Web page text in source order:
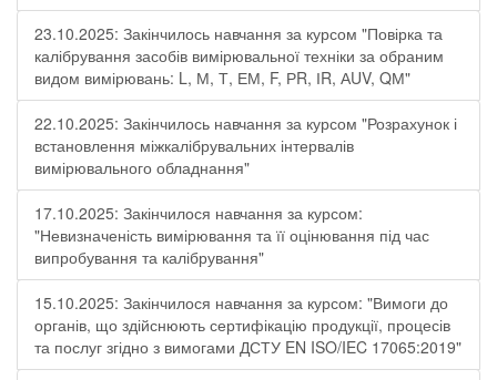
23.10.2025: Закінчилось навчання за курсом "Повірка та
калібрування засобів вимірювальної техніки за обраним
видом вимірювань: L, М, Т, ЕМ, F, РR, ІR, АUV, QМ"
22.10.2025: Закінчилось навчання за курсом "Розрахунок і
встановлення міжкалібрувальних інтервалів
вимірювального обладнання"
17.10.2025: Закінчилося навчання за курсом:
"Невизначеність вимірювання та її оцінювання під час
випробування та калібрування"
15.10.2025: Закінчилося навчання за курсом: "Вимоги до
органів, що здійснюють сертифікацію продукції, процесів
та послуг згідно з вимогами ДСТУ EN ISO/IEC 17065:2019"